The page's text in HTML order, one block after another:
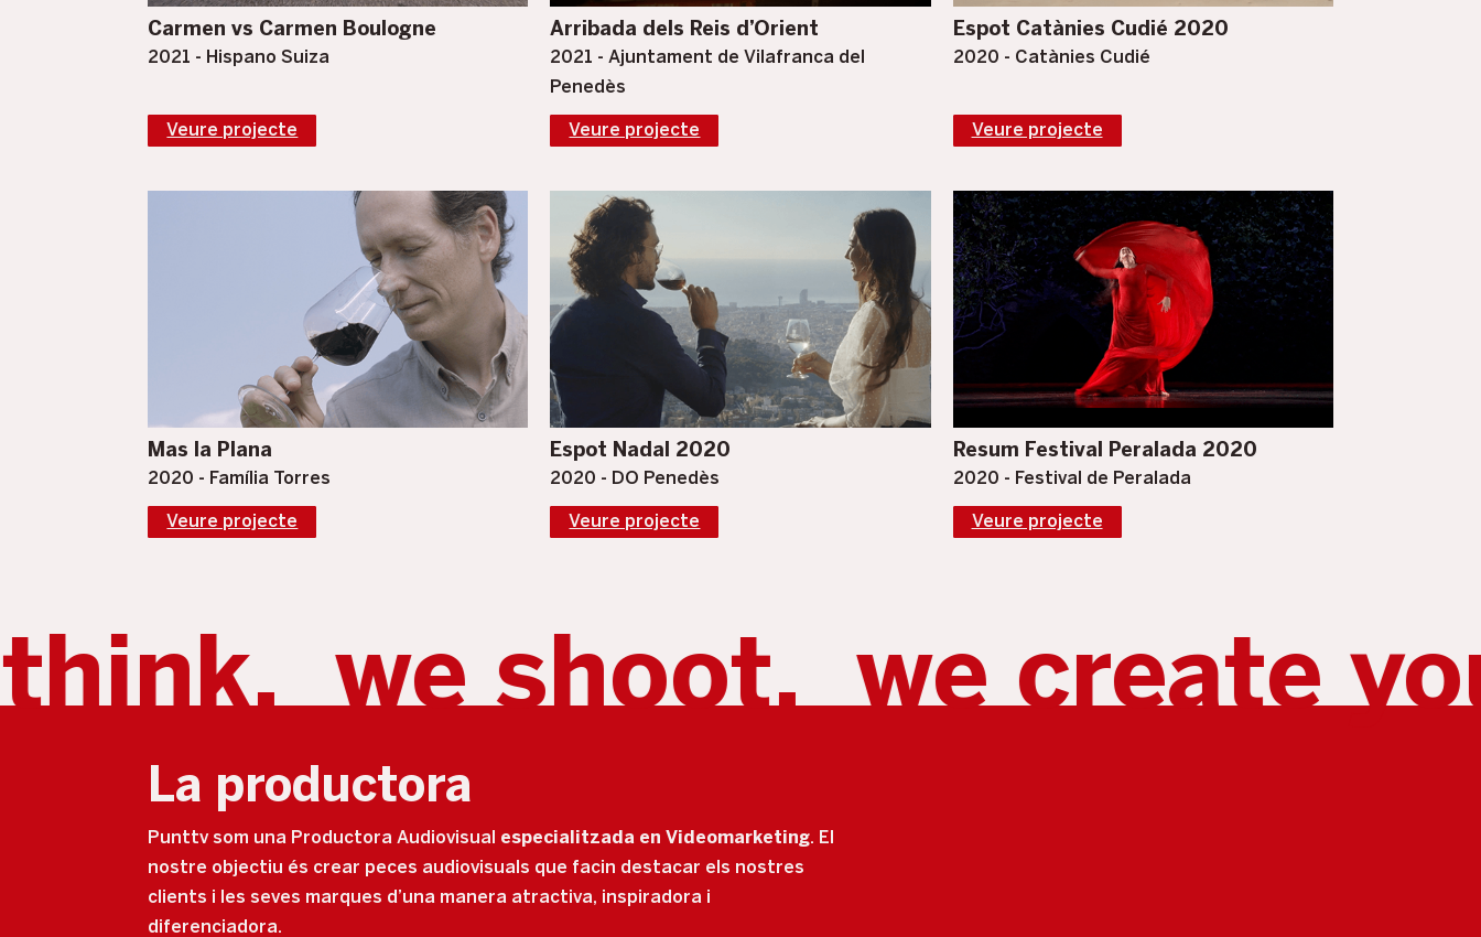
Carmen vs Carmen Boulogne
2021 - Hispano Suiza
Veure projecte
Arribada dels Reis d’Orient
2021 - Ajuntament de Vilafranca del
Penedès
Veure projecte
Espot Catànies Cudié 2020
2020 - Catànies Cudié
Veure projecte
Mas la Plana
2020 - Família Torres
Veure projecte
Espot Nadal 2020
2020 - DO Penedès
Veure projecte
Resum Festival Peralada 2020
2020 - Festival de Peralada
Veure projecte
shoot. we create your
La productora
Punttv som una Productora Audiovisual especialitzada en Videomarketing. El
nostre objectiu és crear peces audiovisuals que facin destacar els nostres
clients i les seves marques d’una manera atractiva, inspiradora i
diferenciadora.